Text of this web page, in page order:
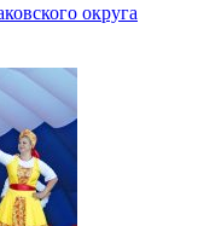
округа